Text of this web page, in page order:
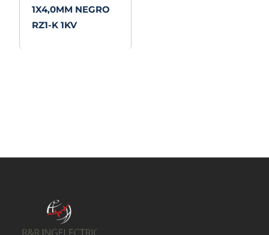
1X4,0MM NEGRO
RZ1-K 1KV